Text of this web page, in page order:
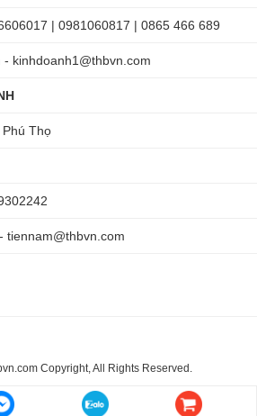
| 0981060817 | 0865 466 689
kinhdoanh1@thbvn.com
Thọ
tiennam@thbvn.com
Copyright, All Rights Reserved.